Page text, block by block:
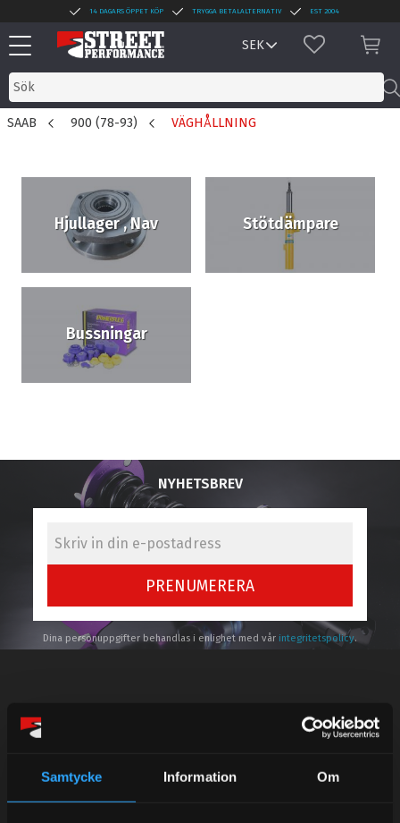
Samtycke Information Om
Meny
14 DAGARS ÖPPET KÖP TRYGGA BETALALTERNATIV EST 2004
FAVORITER
SAAB 900 (78-93) VÄGHÅLLNING
Hjullager , Nav Stötdämpare
Bussningar
NYHETSBREV
PRENUMERERA
Dina personuppgifter behandlas i enlighet med vår integritetspolicy.
Semestertider.
Under V.27 - V.33 nås vi enbart på mejl. Ordrar skickas